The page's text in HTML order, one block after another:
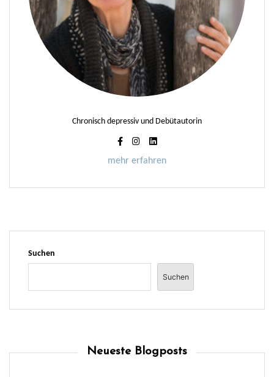
Chronisch depressiv und Debütautorin
mehr erfahren
Suchen
Suchen
Neueste Blogposts